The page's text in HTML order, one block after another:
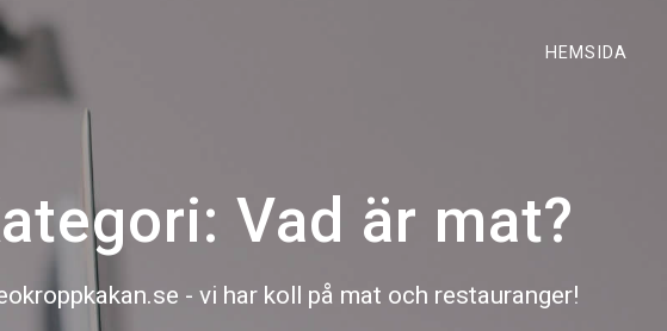
HEMSIDA
Vad är mat?
- vi har koll på mat och restauranger!